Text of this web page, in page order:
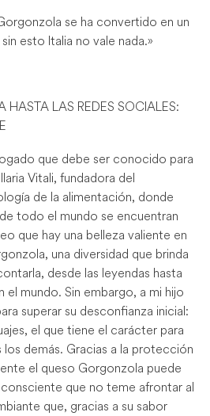
se ha convertido en un
esto Italia no vale nada.»
HASTA LAS REDES SOCIALES:
que debe ser conocido para
Vitali, fundadora del
de la alimentación, donde
todo el mundo se encuentran
que hay una belleza valiente en
una diversidad que brinda
desde las leyendas hasta
el mundo. Sin embargo, a mi hijo
superar su desconfianza inicial:
el que tiene el carácter para
demás. Gracias a la protección
el queso Gorgonzola puede
que no teme afrontar al
que, gracias a su sabor